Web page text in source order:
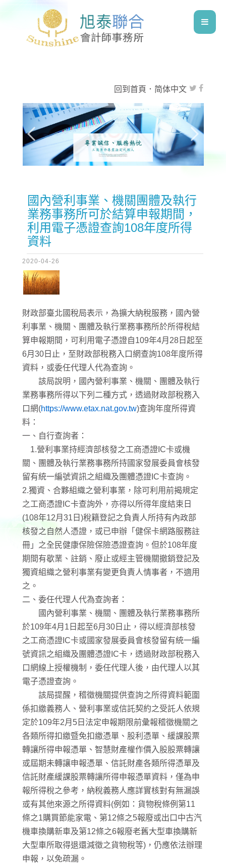
回到首頁 ． 简体中文
國內營利事業、機關團體及執行
業務事務所可於結算申報期間，
利用電子憑證查詢108年度所得
資料
2020-04-26
財政部臺北國稅局表示，為擴大納稅服務，國內營
利事業、機關、團體及執行業務事務所於所得稅結
算申報期間，可利用電子憑證自109年4月28日起至
6月30日止，至財政部稅務入口網查詢108年度所得
資料，或委任代理人代為查詢。
該局說明，國內營利事業、機關、團體及執行
業務事務所得以下列二種方式，透過財政部稅務入
口網(https://www.etax.nat.gov.tw)查詢年度所得資
料：
一、自行查詢者：
1.營利事業持經濟部核發之工商憑證IC卡或機
關、團體及執行業務事務所持國家發展委員會核發
留有統一編號資訊之組織及團體憑證IC卡查詢。
2.獨資、合夥組織之營利事業，除可利用前揭規定
之工商憑證IC卡查詢外，亦得以所得年度結束日
(108年12月31日)稅籍登記之負責人所持有內政部
核發之自然人憑證，或已申辦「健保卡網路服務註
冊」之全民健康保險保險憑證查詢。但於108年度
期間有歇業、註銷、廢止或經主管機關撤銷登記及
獨資組織之營利事業有變更負責人情事者，不適用
之。
二、委任代理人代為查詢者：
國內營利事業、機關、團體及執行業務事務所
於109年4月1日起至6月30日止，得以經濟部核發
之工商憑證IC卡或國家發展委員會核發留有統一編
號資訊之組織及團體憑證IC卡，透過財政部稅務入
口網線上授權機制，委任代理人後，由代理人以其
電子憑證查詢。
該局提醒，稽徵機關提供查詢之所得資料範圍
係扣繳義務人、營利事業或信託契約之受託人依規
定於109年2月5日法定申報期限前彙報稽徵機關之
各類所得扣繳暨免扣繳憑單、股利憑單、緩課股票
轉讓所得申報憑單、智慧財產權作價入股股票轉讓
或屆期未轉讓申報憑單、信託財產各類所得憑單及
信託財產緩課股票轉讓所得申報憑單資料，僅為申
報所得稅之參考，納稅義務人應詳實核對有無漏誤
或有其他來源之所得資料(例如：貨物稅條例第11
條之1購買節能家電、第12條之5報廢或出口中古汽
機車換購新車及第12條之6報廢老舊大型車換購新
大型車所取得退還減徵之貨物稅等)，仍應依法辦理
申報，以免疏漏。